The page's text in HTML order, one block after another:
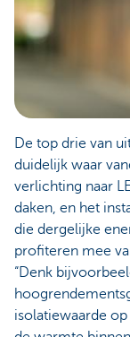
De top drie van
duidelijk waar
verlichting naar
daken, en het
die dergelijke
profiteren mee
“Denk
isolatiewaarde